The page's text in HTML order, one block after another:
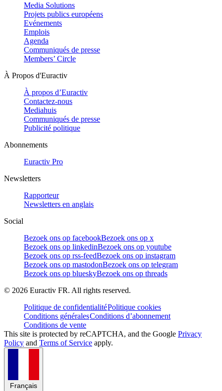
Media Solutions
Projets publics européens
Evénements
Emplois
Agenda
Communiqués de presse
Members’ Circle
À Propos d'Euractiv
À propos d’Euractiv
Contactez-nous
Mediahuis
Communiqués de presse
Publicité politique
Abonnements
Euractiv Pro
Newsletters
Rapporteur
Newsletters en anglais
Social
Bezoek ons op facebookBezoek ons op x
Bezoek ons op linkedinBezoek ons op youtube
Bezoek ons op rss-feedBezoek ons op instagram
Bezoek ons op mastodonBezoek ons op telegram
Bezoek ons op blueskyBezoek ons op threads
© 2026 Euractiv FR. All rights reserved.
Politique de confidentialitéPolitique cookies
Conditions généralesConditions d’abonnement
Conditions de vente
This site is protected by reCAPTCHA, and the Google Privacy
Policy and Terms of Service apply.
Français